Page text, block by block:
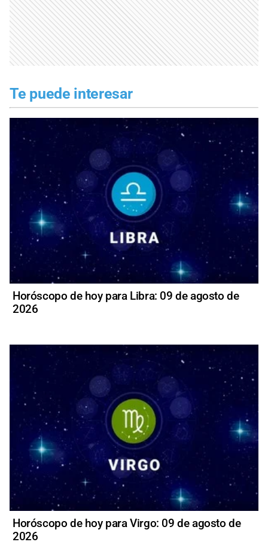
Te puede interesar
Horóscopo de hoy para Libra: 09 de agosto de
2026
Horóscopo de hoy para Virgo: 09 de agosto de
2026